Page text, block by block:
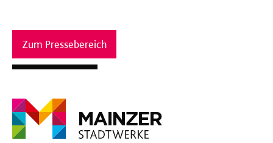
Zum Pressebereich